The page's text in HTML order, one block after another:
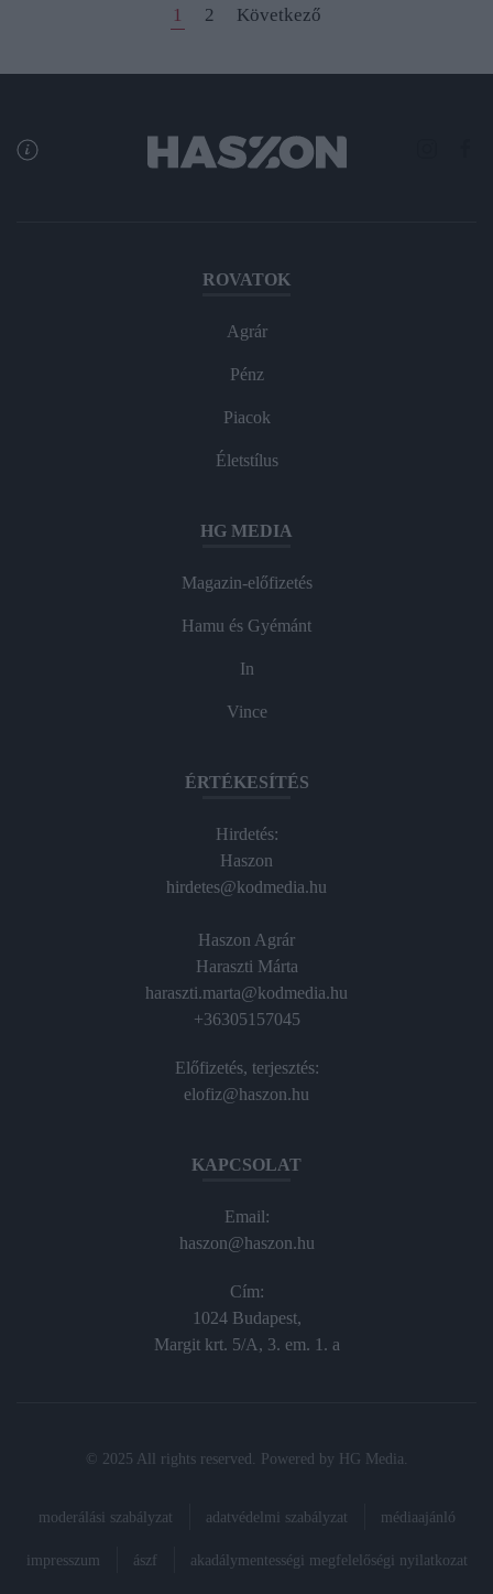
1 2 Következő
ROVATOK
Agrár
Pénz
Piacok
Életstílus
HG MEDIA
Magazin-előfizetés
Hamu és Gyémánt
In
Vince
ÉRTÉKESÍTÉS
Hirdetés:
Haszon
hirdetes@kodmedia.hu
Haszon Agrár
Haraszti Márta
haraszti.marta@kodmedia.hu
+36305157045
Előfizetés, terjesztés:
elofiz@haszon.hu
KAPCSOLAT
Email:
haszon@haszon.hu
Cím:
1024 Budapest,
Margit krt. 5/A, 3. em. 1. a
© 2025 All rights reserved. Powered by HG Media
moderálási szabályzat adatvédelmi szabályzat médiaajánló
impresszum ászf akadálymentességi megfelelőségi nyilatkozat